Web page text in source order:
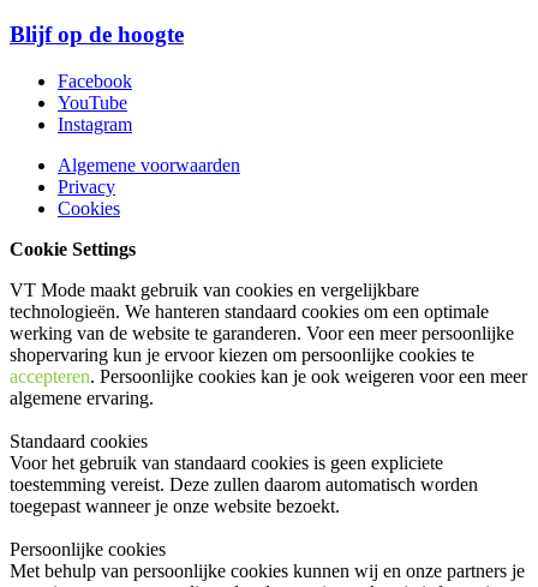
Blijf op de hoogte
Facebook
YouTube
Instagram
Algemene voorwaarden
Privacy
Cookies
Cookie Settings
VT Mode maakt gebruik van cookies en vergelijkbare
technologieën. We hanteren standaard cookies om een optimale
werking van de website te garanderen. Voor een meer persoonlijke
shopervaring kun je ervoor kiezen om persoonlijke cookies te
accepteren. Persoonlijke cookies kan je ook weigeren voor een meer
algemene ervaring.
Standaard cookies
Voor het gebruik van standaard cookies is geen expliciete
toestemming vereist. Deze zullen daarom automatisch worden
toegepast wanneer je onze website bezoekt.
Persoonlijke cookies
Met behulp van persoonlijke cookies kunnen wij en onze partners je